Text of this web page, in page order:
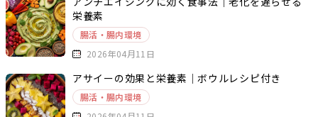
栄養素
腸活・腸内環境
2026年04月11日
アサイーの効果と栄養素｜ボウルレシピ付き
腸活・腸内環境